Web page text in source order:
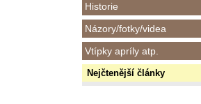
Historie
Názory/fotky/videa
Vtípky apríly atp.
Nejčtenější články